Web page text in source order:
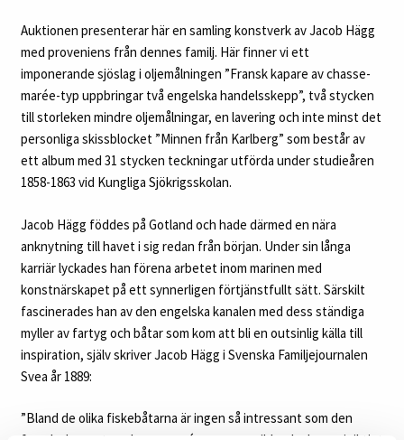
Auktionen presenterar här en samling konstverk av Jacob Hägg
med proveniens från dennes familj. Här finner vi ett
imponerande sjöslag i oljemålningen ”Fransk kapare av chasse-
marée-typ uppbringar två engelska handelsskepp”, två stycken
till storleken mindre oljemålningar, en lavering och inte minst det
personliga skissblocket ”Minnen från Karlberg” som består av
ett album med 31 stycken teckningar utförda under studieåren
1858-1863 vid Kungliga Sjökrigsskolan.
Jacob Hägg föddes på Gotland och hade därmed en nära
anknytning till havet i sig redan från början. Under sin långa
karriär lyckades han förena arbetet inom marinen med
konstnärskapet på ett synnerligen förtjänstfullt sätt. Särskilt
fascinerades han av den engelska kanalen med dess ständiga
myller av fartyg och båtar som kom att bli en outsinlig källa till
inspiration, själv skriver Jacob Hägg i Svenska Familjejournalen
Svea år 1889:
”Bland de olika fiskebåtarna är ingen så intressant som den